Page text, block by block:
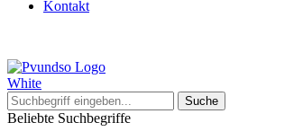
Kontakt
Suche
Beliebte Suchbegriffe